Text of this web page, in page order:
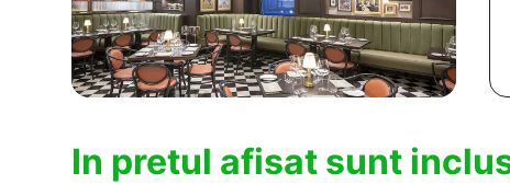
In pretul afisat sunt